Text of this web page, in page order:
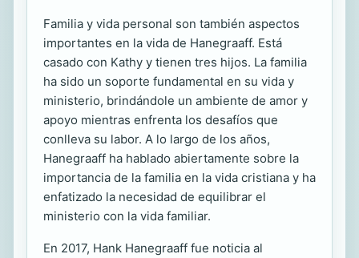
Familia y vida personal son también aspectos
importantes en la vida de Hanegraaff. Está
casado con Kathy y tienen tres hijos. La familia
ha sido un soporte fundamental en su vida y
ministerio, brindándole un ambiente de amor y
apoyo mientras enfrenta los desafíos que
conlleva su labor. A lo largo de los años,
Hanegraaff ha hablado abiertamente sobre la
importancia de la familia en la vida cristiana y ha
enfatizado la necesidad de equilibrar el
ministerio con la vida familiar.
En 2017, Hank Hanegraaff fue noticia al